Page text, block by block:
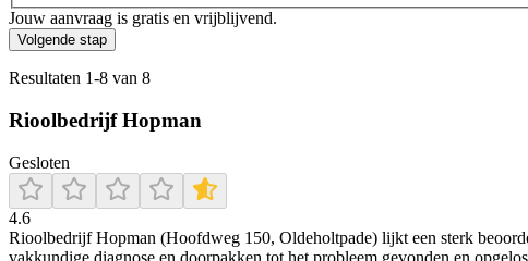
Jouw aanvraag is gratis en vrijblijvend.
Volgende stap
Resultaten 1-8 van 8
Rioolbedrijf Hopman
Gesloten
4.6
Rioolbedrijf Hopman (Hoofdweg 150, Oldeholtpade) lijkt een sterk
vakkundige diagnose en doorpakken tot het probleem gevonden en